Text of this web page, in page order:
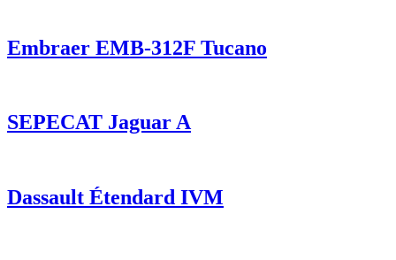
Embraer EMB-312F Tucano
SEPECAT Jaguar A
Dassault Étendard IVM